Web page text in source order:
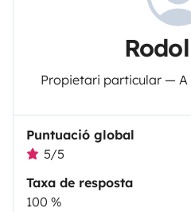
Propietari particular — A
Puntuació global
5/5
Taxa de resposta
100 %